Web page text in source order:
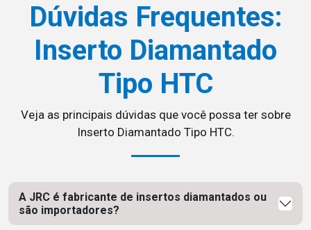
Dúvidas Frequentes:
Inserto Diamantado
Tipo HTC
Veja as principais dúvidas que você possa ter sobre
Inserto Diamantado Tipo HTC.
A JRC é fabricante de insertos diamantados ou
são importadores?